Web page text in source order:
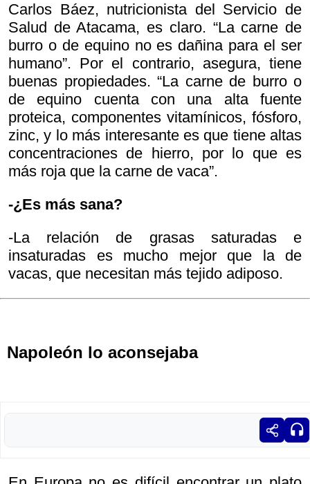
Carlos Báez, nutricionista del Servicio de
Salud de Atacama, es claro. “La carne de
burro o de equino no es dañina para el ser
humano”. Por el contrario, asegura, tiene
buenas propiedades. “La carne de burro o
de equino cuenta con una alta fuente
proteica, componentes vitamínicos, fósforo,
zinc, y lo más interesante es que tiene altas
concentraciones de hierro, por lo que es
más roja que la carne de vaca”.
-¿Es más sana?
-La relación de grasas saturadas e
insaturadas es mucho mejor que la de
vacas, que necesitan más tejido adiposo.
Napoleón lo aconsejaba